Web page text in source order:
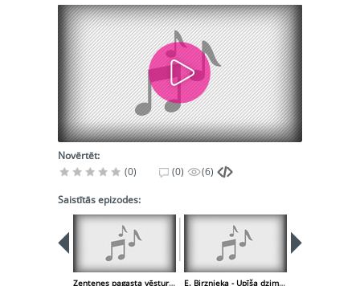
Novērtēt:
(0)
(0) (6)
Saistītās epizodes:
Zentenes pagasta vēsture , ievērojamie cilvēki E. Birznieka - Upīša dzimtās mājas " Bisenieki "